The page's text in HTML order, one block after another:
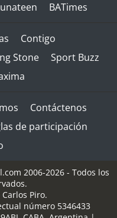
BATimes
Contigo
Stone
Sport Buzz
Contáctenos
de participación
2006-2026 - Todos los
Piro.
número 5346433